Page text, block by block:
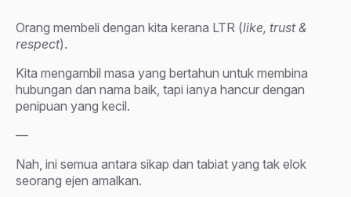
Orang membeli dengan kita kerana LTR (like, trust &
respect).
Kita mengambil masa yang bertahun untuk membina
hubungan dan nama baik, tapi ianya hancur dengan
penipuan yang kecil.
—
Nah, ini semua antara sikap dan tabiat yang tak elok
seorang ejen amalkan.